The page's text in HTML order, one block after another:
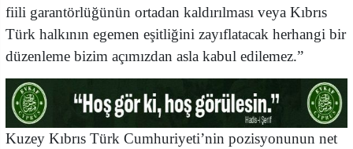
fiili garantörlüğünün ortadan kaldırılması veya Kıbrıs
Türk halkının egemen eşitliğini zayıflatacak herhangi bir
düzenleme bizim açımızdan asla kabul edilemez.”
Kuzey Kıbrıs Türk Cumhuriyeti’nin pozisyonunun net